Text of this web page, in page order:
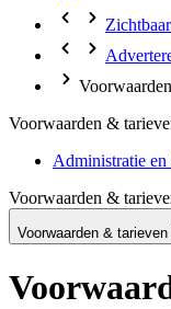
Voorwaarden &
Administratie en
Voorwaarden &
Voorwaarden & tarieven